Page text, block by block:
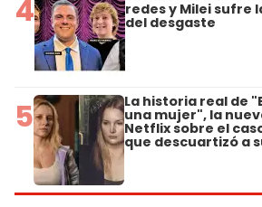
4 redes y Milei sufre
del desgaste
5 La historia real de
una mujer", la
Netflix sobre el
que descuartizó a